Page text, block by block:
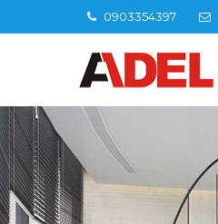
0903354397